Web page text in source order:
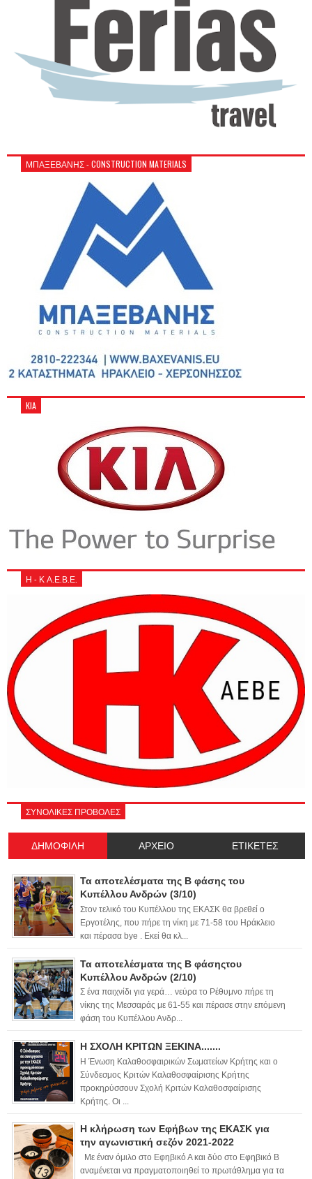
ΜΠΑΞΕΒΑΝΗΣ - CONSTRUCTION MATERIALS
KIA
Η - Κ Α.Ε.Β.Ε.
ΣΥΝΟΛΙΚΕΣ ΠΡΟΒΟΛΕΣ
ΔΗΜΟΦΙΛΗ ΑΡΧΕΙΟ ΕΤΙΚΕΤΕΣ
Τα αποτελέσματα της Β φάσης του
Κυπέλλου Ανδρών (3/10)
Στον τελικό του Κυπέλλου της ΕΚΑΣΚ θα βρεθεί ο
Εργοτέλης, που πήρε τη νίκη με 71-58 του Ηράκλειο
και πέρασα bye . Εκεί θα κλ...
Τα αποτελέσματα της Β φάσηςτου
Κυπέλλου Ανδρών (2/10)
Σ ένα παιχνίδι για γερά… νεύρα το Ρέθυμνο πήρε τη
νίκης της Μεσσαράς με 61-55 και πέρασε στην επόμενη
φάση του Κυπέλλου Ανδρ...
Η ΣΧΟΛΗ ΚΡΙΤΩΝ ΞΕΚΙΝΑ.......
Η Ένωση Καλαθοσφαιρικών Σωματείων Κρήτης και ο
Σύνδεσμος Κριτών Καλαθοσφαίρισης Κρήτης
προκηρύσσουν Σχολή Κριτών Καλαθοσφαίρισης
Κρήτης. Οι ...
Η κλήρωση των Εφήβων της ΕΚΑΣΚ για
την αγωνιστική σεζόν 2021-2022
Με έναν όμιλο στο Εφηβικό Α και δύο στο Εφηβικό Β
αναμένεται να πραγματοποιηθεί το πρωτάθλημα για τα